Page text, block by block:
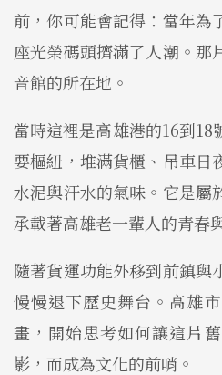
前，你可能會記得：當年為
座光榮碼頭擠滿了人潮。那
音館的所在地。
當時這裡是高雄港的16到18
要樞紐，堆滿貨櫃、吊車日
水泥與汗水的氣味。它是屬
承載著高雄老一輩人的青春
隨著貨運功能外移到前鎮與
慢慢退下歷史舞台。高雄
畫，開始思考如何讓這片
影，而成為文化的前哨。